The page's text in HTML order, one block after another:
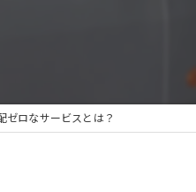
ゼロなサービスとは？